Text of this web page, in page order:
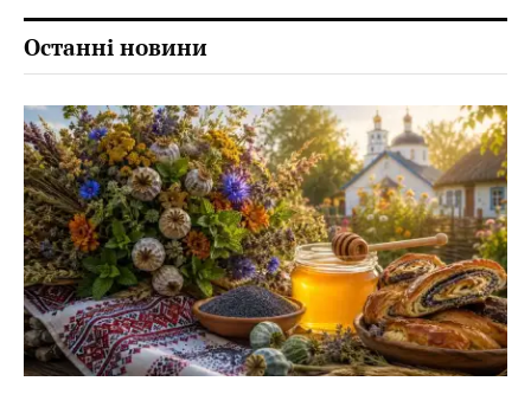
Останні новини